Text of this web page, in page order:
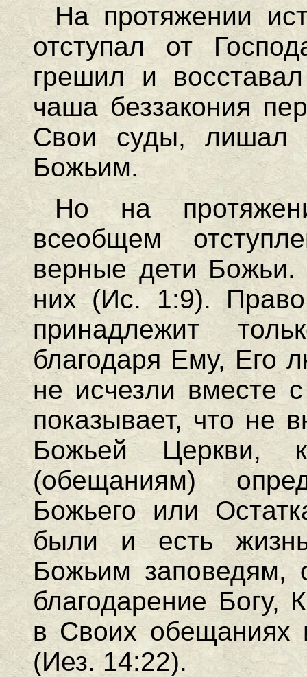
На протяжении
отступал от
грешил и
чаша беззакония
Свои суды, лишал
Божьим.
Но на
всеобщем
верные дети Божьи.
них (Ис. 1:9). Право
принадлежит
благодаря Ему, Его
не исчезли вместе
показывает, что не
Божьей Церкви,
(обещаниям)
Божьего или
были и есть
Божьим заповедям,
благодарение Богу,
в Своих обещаниях
(Иез. 14:22).